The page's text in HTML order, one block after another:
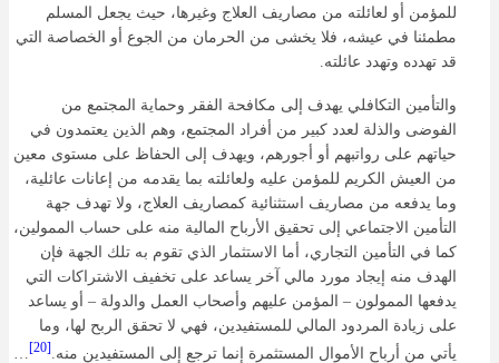
للمؤمن أو لعائلته من مصاريف العلاج وغيرها، حيث يجعل المسلم
مطمئنا في عيشه، فلا يخشى من الحرمان من الجوع أو الخصاصة التي
قد تهدده وتهدد عائلته.
والتأمين التكافلي يهدف إلى مكافحة الفقر وحماية المجتمع من
الفوضى والذلة لعدد كبير من أفراد المجتمع، وهم الذين يعتمدون في
حياتهم على رواتبهم أو أجورهم، ويهدف إلى الحفاظ على مستوى معين
من العيش الكريم للمؤمن عليه ولعائلته بما يقدمه من إعانات عائلية،
وما يدفعه من مصاريف استثنائية كمصاريف العلاج، ولا تهدف جهة
التأمين الاجتماعي إلى تحقيق الأرباح المالية منه على حساب الممولين،
كما في التأمين التجاري، أما الاستثمار الذي تقوم به تلك الجهة فإن
الهدف منه إيجاد مورد مالي آخر يساعد على تخفيف الاشتراكات التي
يدفعها الممولون – المؤمن عليهم وأصحاب العمل والدولة – أو يساعد
على زيادة المردود المالي للمستفيدين، فهي لا تحقق الربح لها، وما
يأتي من أرباح الأموال المستثمرة إنما ترجع إلى المستفيدين منه.